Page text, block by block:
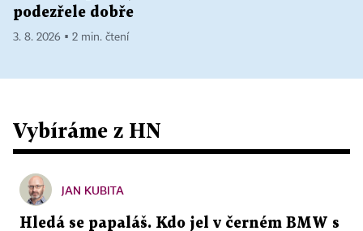
podezřele dobře
3. 8. 2026 ▪ 2 min. čtení
Vybíráme z HN
JAN KUBITA
Hledá se papaláš. Kdo jel v černém BMW s